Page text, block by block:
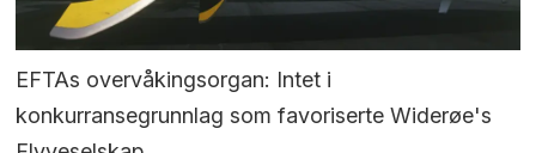
EFTAs overvåkingsorgan: Intet i
konkurransegrunnlag som favoriserte Widerøe's